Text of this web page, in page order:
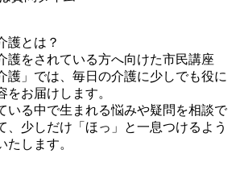
護とは？
護をされている方へ向けた市民講座
護」では、毎日の介護に少しでも役に
をお届けします。
いる中で生まれる悩みや疑問を相談で
、少しだけ「ほっ」と一息つけるよう
たします。